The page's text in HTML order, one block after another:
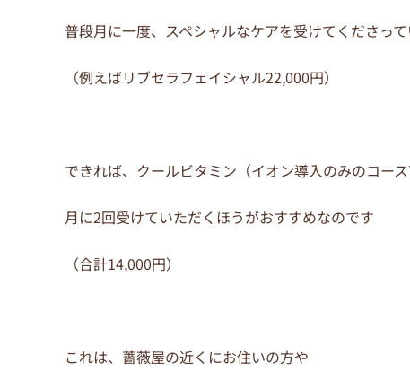
普段月に一度、スペシャルなケアを受けてくださっ
（例えばリブセラフェイシャル22,000円）
できれば、クールビタミン（イオン導入のみのコー
月に2回受けていただくほうがおすすめなのです
（合計14,000円）
これは、薔薇屋の近くにお住いの方や